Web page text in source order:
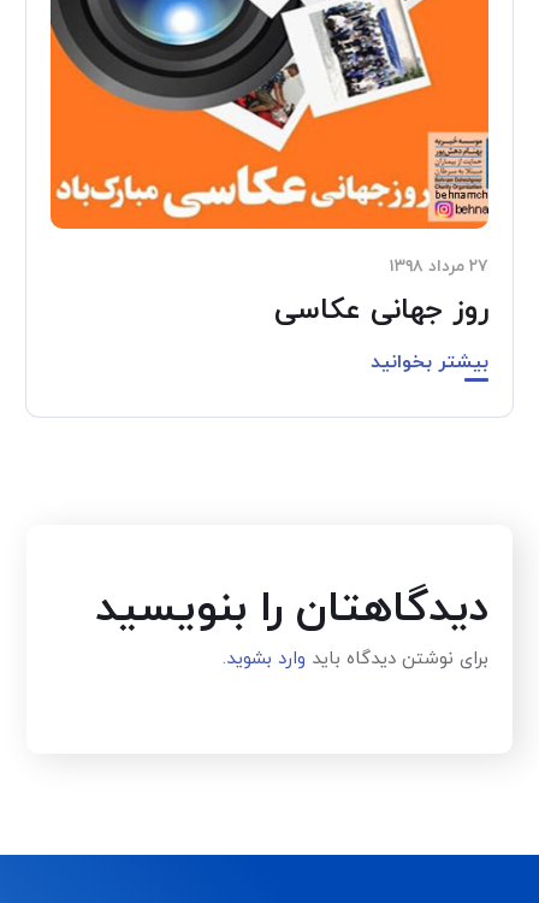
۲۷ مرداد ۱۳۹۸
روز جهانی عکاسی
بیشتر بخوانید
دیدگاهتان را بنویسید
برای نوشتن دیدگاه باید وارد بشوید.